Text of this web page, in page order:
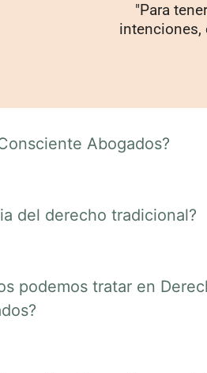
"Para
intenciones,
Abogados?
del derecho tradicional?
podemos tratar en